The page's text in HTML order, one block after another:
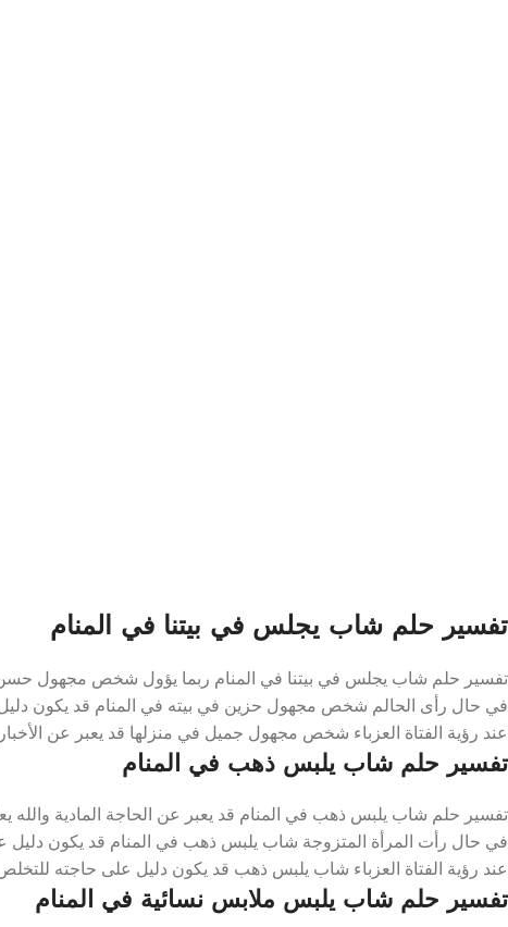
تفسير حلم شاب يجلس في بيتنا في المنام
تفسير حلم شاب يجلس في بيتنا في المنام ربما يؤول شخص مجهول حسن
في حال رأى الحالم شخص مجهول حزين في بيته في المنام قد يكون دليل
عند رؤية الفتاة العزباء شخص مجهول جميل في منزلها قد يعبر عن الأخبار
تفسير حلم شاب يلبس ذهب في المنام
تفسير حلم شاب يلبس ذهب في المنام قد يعبر عن الحاجة المادية والله
في حال رأت المرأة المتزوجة شاب يلبس ذهب في المنام قد يكون دليل
عند رؤية الفتاة العزباء شاب يلبس ذهب قد يكون دليل على حاجته
تفسير حلم شاب يلبس ملابس نسائية في المنام